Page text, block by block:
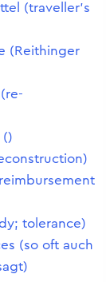
(traveller's
(Reithinger
()
tolerance)
(so oft auch